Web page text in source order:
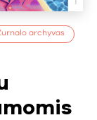
archyvas